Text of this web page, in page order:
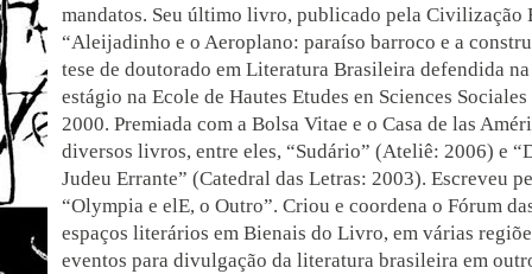
mandatos. Seu último livro, publicado pela Civilização
“Aleijadinho e o Aeroplano: paraíso barroco e a
tese de doutorado em Literatura Brasileira defendida na
estágio na Ecole de Hautes Etudes en Sciences
2000. Premiada com a Bolsa Vitae e o Casa de las
diversos livros, entre eles, “Sudário” (Ateliê: 2006) e
Judeu Errante” (Catedral das Letras: 2003). Escreveu
“Olympia e elE, o Outro”. Criou e coordena o Fórum
espaços literários em Bienais do Livro, em várias
eventos para divulgação da literatura brasileira em